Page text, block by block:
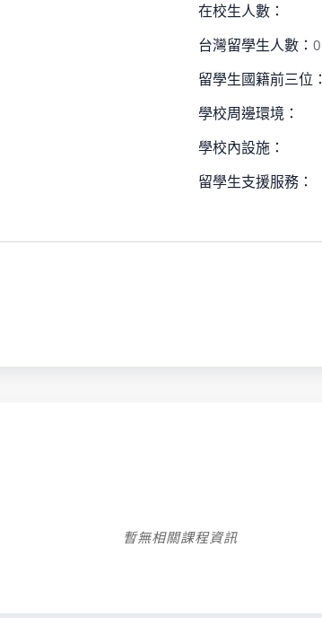
在校生人數：
台灣留學生人數： 0
留學生國籍前三位：
學校周邊環境：
學校內設施：
留學生支援服務：
暫無相關課程資訊